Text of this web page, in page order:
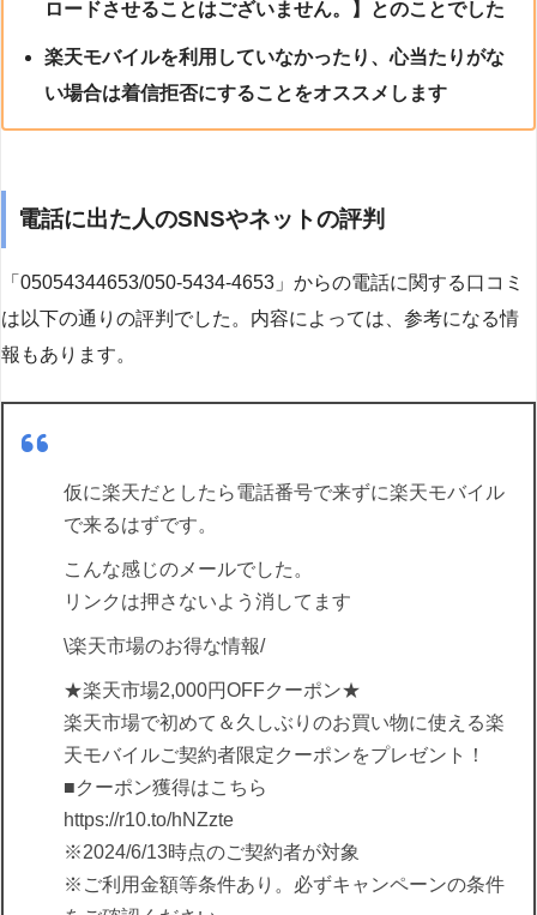
ロードさせることはございません。】とのことでした
楽天モバイルを利用していなかったり、心当たりがな
い場合は着信拒否にすることをオススメします
電話に出た人のSNSやネットの評判
「05054344653/050-5434-4653」からの電話に関する口コミ
は以下の通りの評判でした。内容によっては、参考になる情
報もあります。
仮に楽天だとしたら電話番号で来ずに楽天モバイル
で来るはずです。
こんな感じのメールでした。
リンクは押さないよう消してます
\楽天市場のお得な情報/
★楽天市場2,000円OFFクーポン★
楽天市場で初めて＆久しぶりのお買い物に使える楽
天モバイルご契約者限定クーポンをプレゼント！
■クーポン獲得はこちら
https://r10.to/hNZzte
※2024/6/13時点のご契約者が対象
※ご利用金額等条件あり。必ずキャンペーンの条件